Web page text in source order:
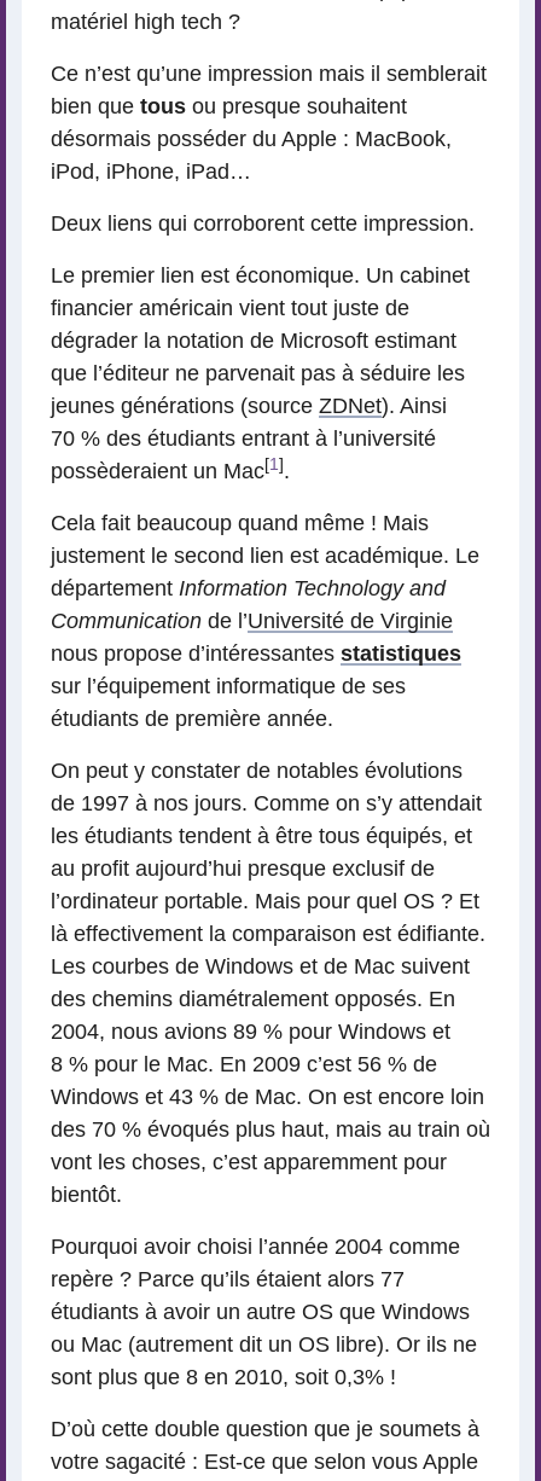
matériel high tech ?
Ce n’est qu’une impression mais il semblerait
bien que tous ou presque souhaitent
désormais posséder du Apple : MacBook,
iPod, iPhone, iPad…
Deux liens qui corroborent cette impression.
Le premier lien est économique. Un cabinet
financier américain vient tout juste de
dégrader la notation de Microsoft estimant
que l’éditeur ne parvenait pas à séduire les
jeunes générations (source ZDNet). Ainsi
70 % des étudiants entrant à l’université
possèderaient un Mac[1] .
Cela fait beaucoup quand même ! Mais
justement le second lien est académique. Le
département Information Technology and
Communication de l’Université de Virginie
nous propose d’intéressantes statistiques
sur l’équipement informatique de ses
étudiants de première année.
On peut y constater de notables évolutions
de 1997 à nos jours. Comme on s’y attendait
les étudiants tendent à être tous équipés, et
au profit aujourd’hui presque exclusif de
l’ordinateur portable. Mais pour quel OS ? Et
là effectivement la comparaison est édifiante.
Les courbes de Windows et de Mac suivent
des chemins diamétralement opposés. En
2004, nous avions 89 % pour Windows et
8 % pour le Mac. En 2009 c’est 56 % de
Windows et 43 % de Mac. On est encore loin
des 70 % évoqués plus haut, mais au train où
vont les choses, c’est apparemment pour
bientôt.
Pourquoi avoir choisi l’année 2004 comme
repère ? Parce qu’ils étaient alors 77
étudiants à avoir un autre OS que Windows
ou Mac (autrement dit un OS libre). Or ils ne
sont plus que 8 en 2010, soit 0,3% !
D’où cette double question que je soumets à
votre sagacité : Est-ce que selon vous Apple